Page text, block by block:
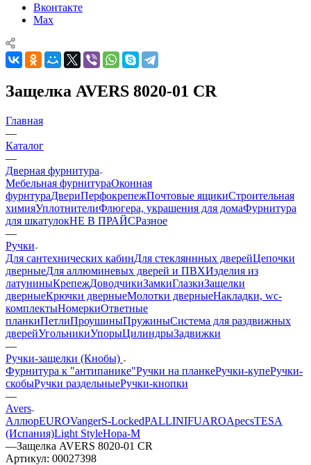
Вконтакте
Max
Защелка AVERS 8020-01 CR
Главная
—
Каталог
—
Дверная фурнитура
Мебельная фурнитураОконная
фурнтураДвериПерфокрепежПочтовые ящикиСтроительная
химияУплотнителиФлюгера, украшения для домаФурнитура
для шкатулокНЕ В ПРАЙСРазное
—
Ручки
Для сантехнических кабинДля стекляннных дверейЦепочки
дверныеДля аллюминевых дверей и ПВХИзделия из
латуниныКрепежДоводчикиЗамкиГлазкиЗащелки
дверныеКрючки дверныеМолотки дверныеНакладки, wc-
комплектыНомеркиОтветные
планкиПетлиПроушиныПружиныСистема для раздвижных
дверейУгольникиУпорыЦилиндрыЗадвижки
—
Ручки-защелки (Кнобы)
Фурнитура к "антипанике"Ручки на планкеРучки-купеРучки-
скобыРучки раздельныеРучки-кнопки
—
Avers
АллюрEUROVangerS-LockedPALLINIFUAROApecsTESA
(Испания)Light StyleНора-М
—Защелка AVERS 8020-01 CR
Артикул: 00027398